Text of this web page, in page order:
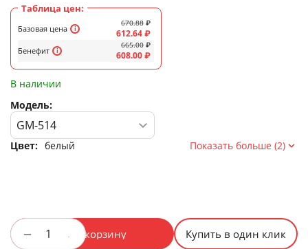
Таблица цен:
Базовая цена
Бенефит
670.88 ₽
612.64₽
665.00 ₽
608.00₽
В наличии
Модель:
Цвет: белый Показать больше (2)
+
− В корзину
Купить в один клик